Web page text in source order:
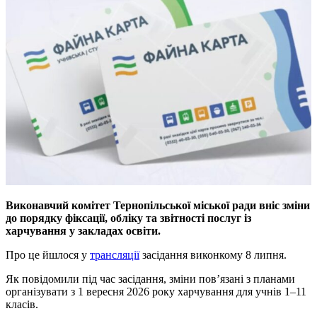
Виконавчий комітет Тернопільської міської ради вніс зміни
до порядку фіксації, обліку та звітності послуг із
харчування у закладах освіти.
Про це йшлося у трансляціїзасідання виконкому 8 липня.
Як повідомили під час засідання, зміни пов’язані з планами
організувати з 1 вересня 2026 року харчування для учнів 1–11
класів.